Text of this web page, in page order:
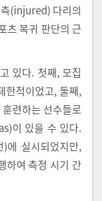
(injured) 다리의
츠 복귀 판단의 근
있다. 첫째, 모집
한적이었고, 둘째,
련하는 선수들로
이 있을 수 있다.
에 실시되었지만,
하여 측정 시기 간